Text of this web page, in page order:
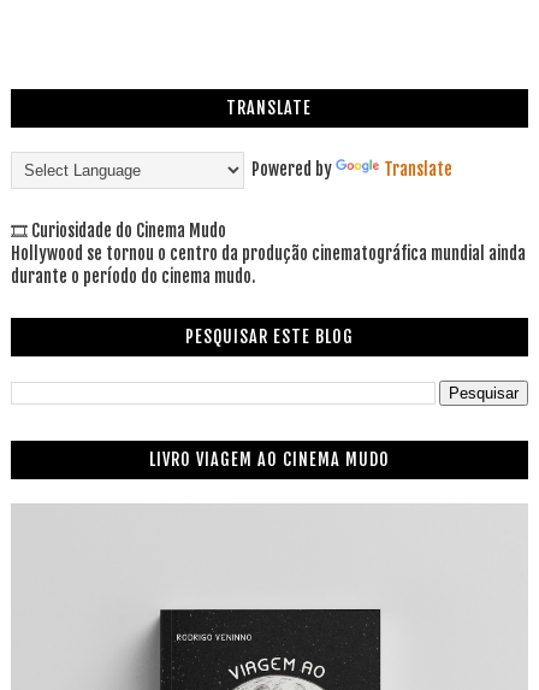
TRANSLATE
Powered by Translate
🎞 Curiosidade do Cinema Mudo
Hollywood se tornou o centro da produção cinematográfica mundial ainda
durante o período do cinema mudo.
PESQUISAR ESTE BLOG
LIVRO VIAGEM AO CINEMA MUDO